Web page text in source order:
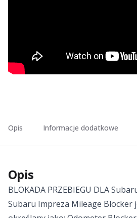
Opis Informacje dodatkowe
Opis
BLOKADA PRZEBIEGU DLA
Subaru Impreza Mileage Blocker